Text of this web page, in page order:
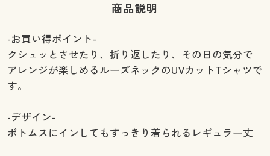
商品説明
-お買い得ポイント-
クシュッとさせたり、折り返したり、その日の気分で
アレンジが楽しめるルーズネックのUVカットTシャツで
す。
-デザイン-
ボトムスにインしてもすっきり着られるレギュラー丈